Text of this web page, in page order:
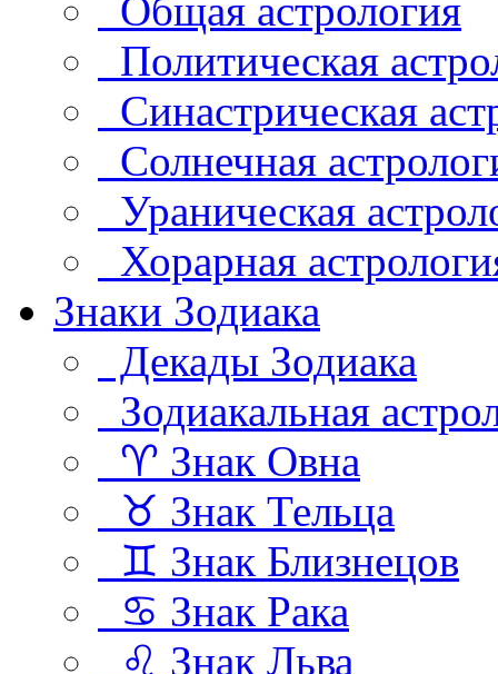
Общая астрология
Политическая
Синастрическая
Солнечная
Ураническая
Хорарная
Знаки Зодиака
Декады Зодиака
Зодиакальная
♈ Знак Овна
♉ Знак Тельца
♊ Знак Близнецов
♋ Знак Рака
♌ Знак Льва